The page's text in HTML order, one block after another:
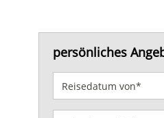
persönliches